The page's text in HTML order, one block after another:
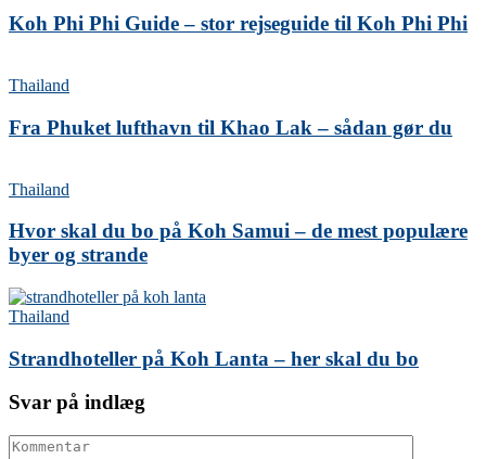
Koh Phi Phi Guide – stor rejseguide til Koh Phi Phi
Thailand
Fra Phuket lufthavn til Khao Lak – sådan gør du
Thailand
Hvor skal du bo på Koh Samui – de mest populære
byer og strande
Thailand
Strandhoteller på Koh Lanta – her skal du bo
Svar på indlæg